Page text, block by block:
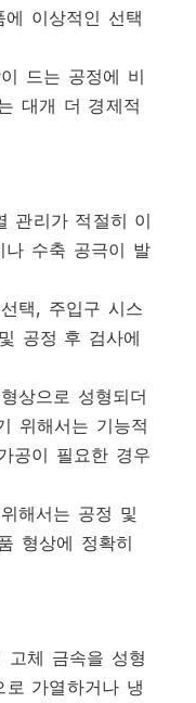
이상적인 선택
드는 공정에 비
대개 더 경제적
관리가 적절히 이
나 수축 공극이 발
택, 주입구 시스
공정 후 검사에
상으로 성형되더
위해서는 기능적
공이 필요한 경우
해서는 공정 및
형상에 정확히
고체 금속을 성형
로 가열하거나 냉